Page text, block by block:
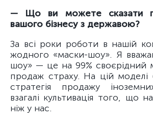
— Що ви можете сказати
вашого бізнесу з державою?
За всі роки роботи в нашій
жодного «маски-шоу». Я
шоу» — це на 99% своєрідний
продаж страху. На цій моделі
стратегія продажу
взагалі культивація того, що
ніж у нас.